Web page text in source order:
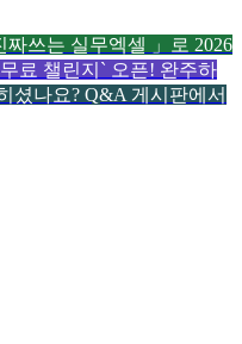
쓰는 실무엑셀 」로 2026
료 챌린지` 오픈! 완주하
셨나요? Q&A 게시판에서